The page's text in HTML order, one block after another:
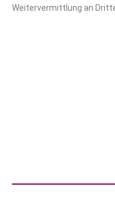
Weitervermittlung an